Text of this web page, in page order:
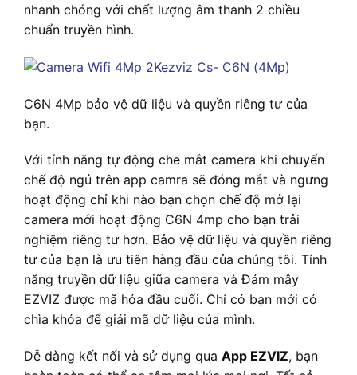
nhanh chóng với chất lượng âm thanh 2 chiều
chuẩn truyền hình.
C6N 4Mp bảo vệ dữ liệu và quyền riêng tư của
bạn.
Với tính năng tự động che mắt camera khi chuyển
chế độ ngủ trên app camra sẽ đóng mắt và ngưng
hoạt động chỉ khi nào bạn chọn chế độ mở lại
camera mới hoạt động C6N 4mp cho bạn trải
nghiệm riêng tư hơn. Bảo vệ dữ liệu và quyền riêng
tư của bạn là ưu tiên hàng đầu của chúng tôi. Tính
năng truyền dữ liệu giữa camera và Đám mây
EZVIZ được mã hóa đầu cuối. Chỉ có bạn mới có
chìa khóa để giải mã dữ liệu của mình.
Dễ dàng kết nối và sử dụng qua App EZVIZ, bạn